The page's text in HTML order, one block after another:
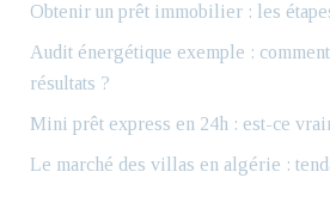
Obtenir un prêt immobilier : les
Audit énergétique exemple :
résultats ?
Mini prêt express en 24h : est-ce
Le marché des villas en algérie :